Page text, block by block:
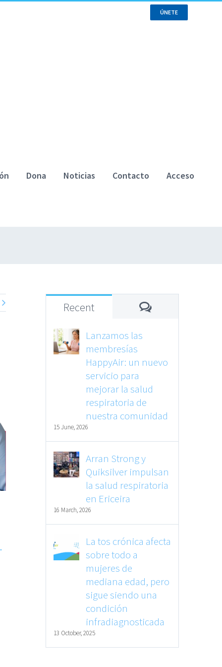
ÚNETE
Dona Noticias Contacto Acceso
Recent Comments
Lanzamos las
membresías
HappyAir: un nuevo
servicio para
mejorar la salud
respiratoria de
nuestra comunidad
15 June, 2026
Arran Strong y
Quiksilver impulsan
la salud respiratoria
en Ericeira
16 March, 2026
La tos crónica afecta
sobre todo a
mujeres de
mediana edad, pero
sigue siendo una
condición
infradiagnosticada
13 October, 2025